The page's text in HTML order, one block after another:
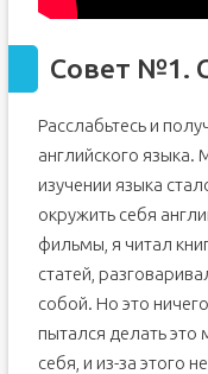
Совет №1.
Расслабьтесь и
английского
изучении языка
окружить себя
фильмы, я читал
статей,
собой. Но это
пытался делать
себя, и из-за этого